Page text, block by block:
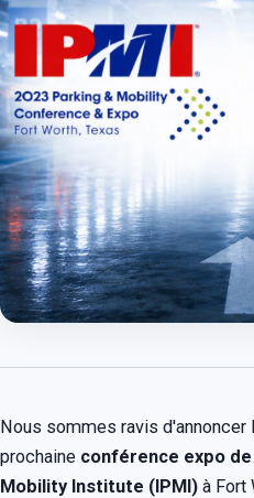
Nous sommes ravis d'annoncer
prochaine conférence expo
Mobility Institute (IPMI) à Fort